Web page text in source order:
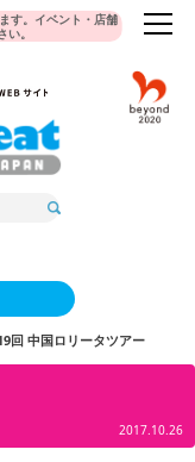
す。イベント・店舗
。
回 中国ロリータツアー
2017.10.26